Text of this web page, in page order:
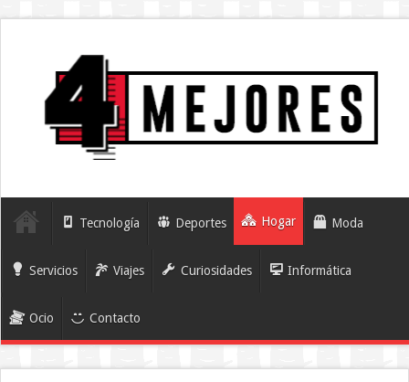
Tecnología Deportes Hogar Moda
Servicios Viajes Curiosidades Informática
Ocio Contacto